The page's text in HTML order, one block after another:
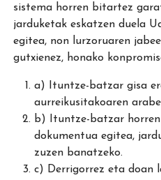
sistema horren bitartez
jarduketak eskatzen duela
egitea, non lurzoruaren
gutxienez, honako
a) Ituntze-batzar gisa
aurreikusitakoaren
b) Ituntze-batzar
dokumentua egitea,
zuzen banatzeko.
c) Derrigorrez eta doan